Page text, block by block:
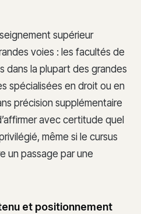
supérieur
voies : les facultés de
dans la plupart des grandes
spécialisées en droit ou en
précision supplémentaire
avec certitude quel
même si le cursus
un passage par une
et positionnement